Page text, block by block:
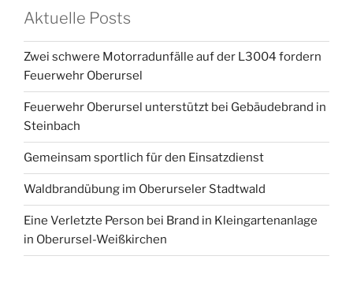
Aktuelle Posts
Zwei schwere Motorradunfälle auf der L3004 fordern
Feuerwehr Oberursel
Feuerwehr Oberursel unterstützt bei Gebäudebrand in
Steinbach
Gemeinsam sportlich für den Einsatzdienst
Waldbrandübung im Oberurseler Stadtwald
Eine Verletzte Person bei Brand in Kleingartenanlage
in Oberursel-Weißkirchen